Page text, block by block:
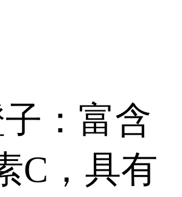
：富含
C，具有